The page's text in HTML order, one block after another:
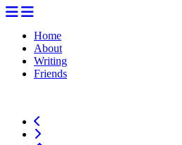
Home
About
Writing
Friends